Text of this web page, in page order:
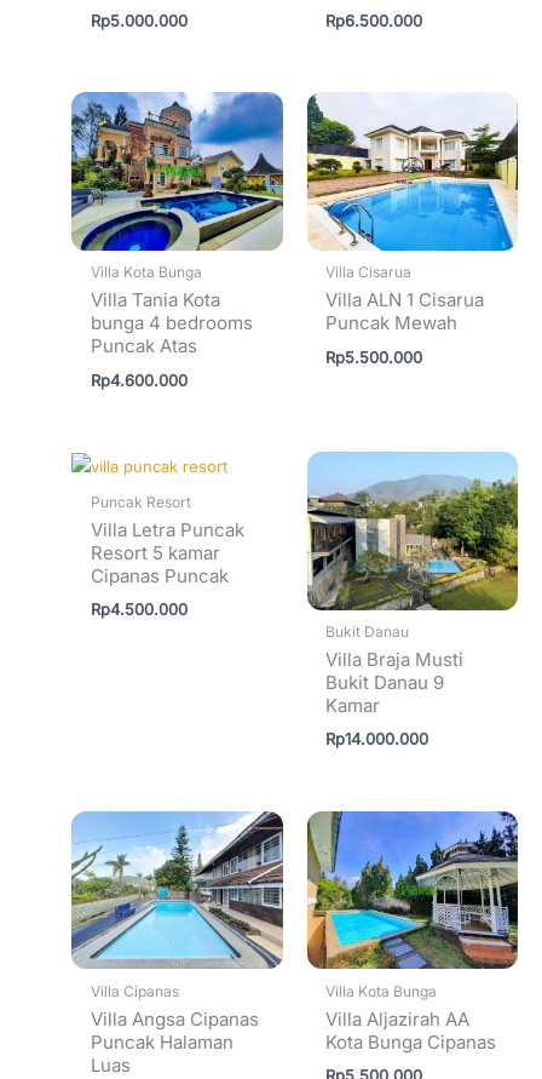
Rp5.000.000 Rp6.500.000
Villa Kota Bunga
Villa Tania Kota
bunga 4 bedrooms
Puncak Atas
Rp4.600.000
Villa Cisarua
Villa ALN 1 Cisarua
Puncak Mewah
Rp5.500.000
Puncak Resort
Villa Letra Puncak
Resort 5 kamar
Cipanas Puncak
Rp4.500.000
Bukit Danau
Villa Braja Musti
Bukit Danau 9
Kamar
Rp14.000.000
Villa Cipanas
Villa Angsa Cipanas
Puncak Halaman
Luas
Villa Kota Bunga
Villa Aljazirah AA
Kota Bunga Cipanas